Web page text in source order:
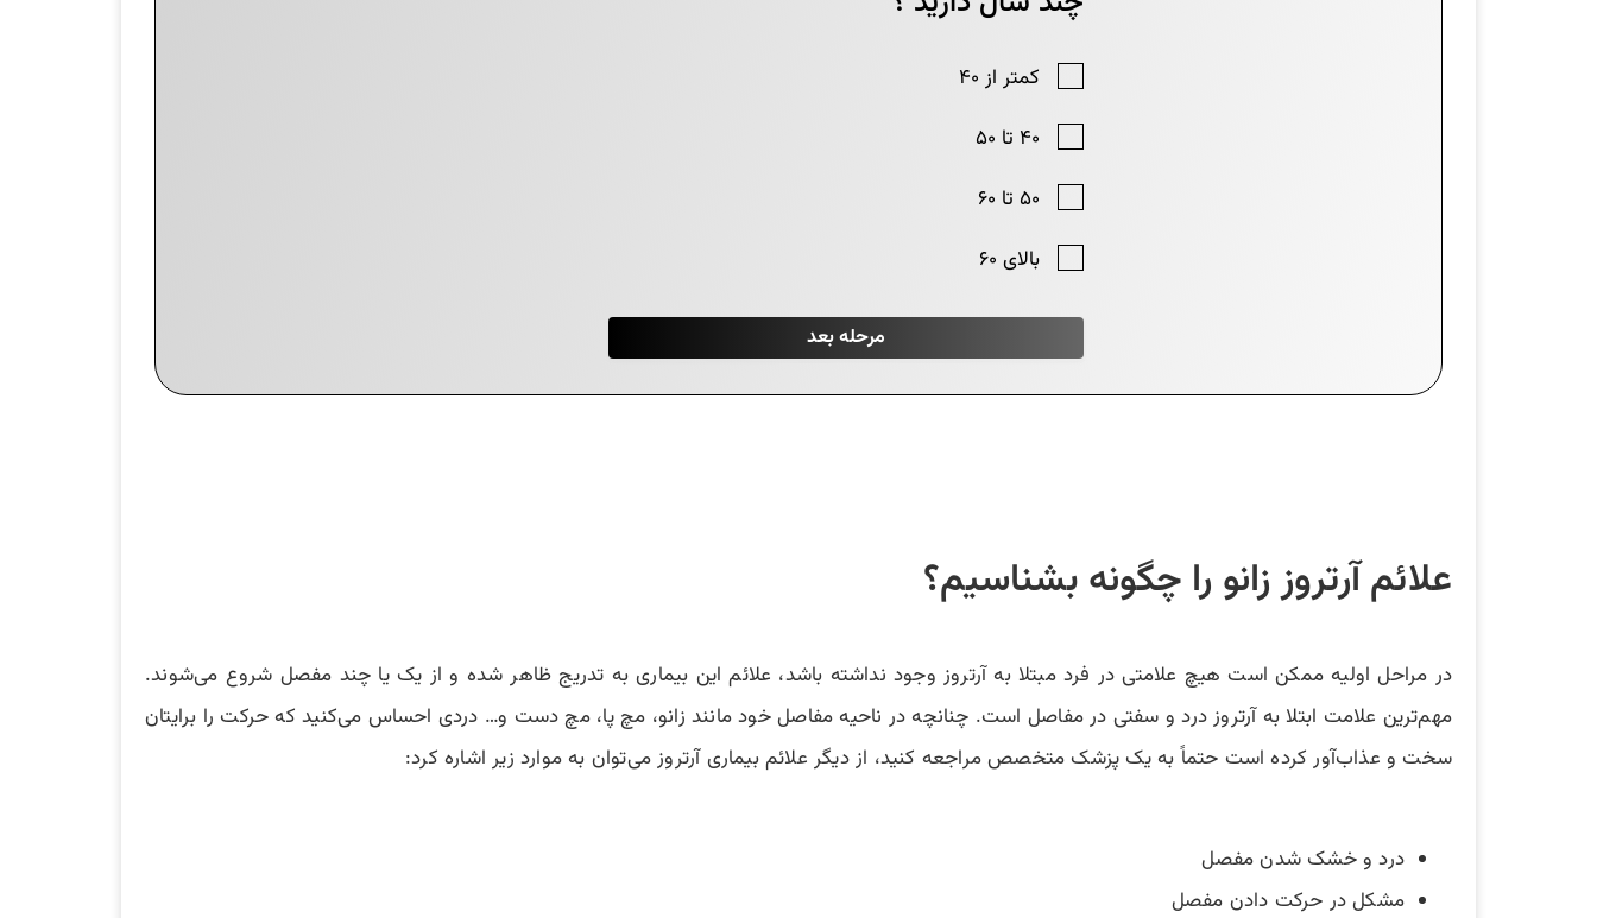
علائم آرتروز زانو را چگونه بشناسیم؟
در مراحل اولیه ممکن است هیچ علامتی در فرد مبتلا به آرتروز وجود نداشته باشد، علائم این بیماری به تدریج ظاهر شده و از یک یا چند مفصل شروع می‌شوند.
مهم‌ترین علامت ابتلا به آرتروز درد و سفتی در مفاصل است. چنانچه در ناحیه مفاصل خود مانند زانو، مچ پا، مچ دست و… دردی احساس می‌کنید که حرکت را برایتان
سخت و عذاب‌آور کرده است حتماً به یک پزشک متخصص مراجعه کنید، از دیگر علائم بیماری آرتروز می‌توان به موارد زیر اشاره کرد:
درد و خشک شدن مفصل
مشکل در حرکت دادن مفصل